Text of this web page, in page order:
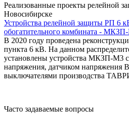
Реализованные проекты релейной
Новосибирске
Устройства релейной защиты РП 6
обогатительного комбината -
В 2020 году проведена
пункта 6 кВ. На данном
установлены устройства МКЗП-М3
напряжения, датчиком напряжения
выключателями производства
Часто задаваемые вопросы